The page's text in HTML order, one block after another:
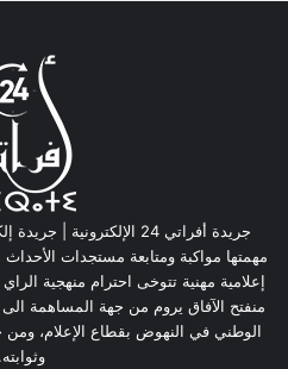
جريدة أفراتي 24
مهمتها مواكبة ومتابعة مستجدات الأحداث
إعلامية مهنية تتوخى احترام منهجية
منفتح الآفاق يروم من جهة المساهمة
الوطني في النهوض بقطاع الإعلام،
وثوابته.